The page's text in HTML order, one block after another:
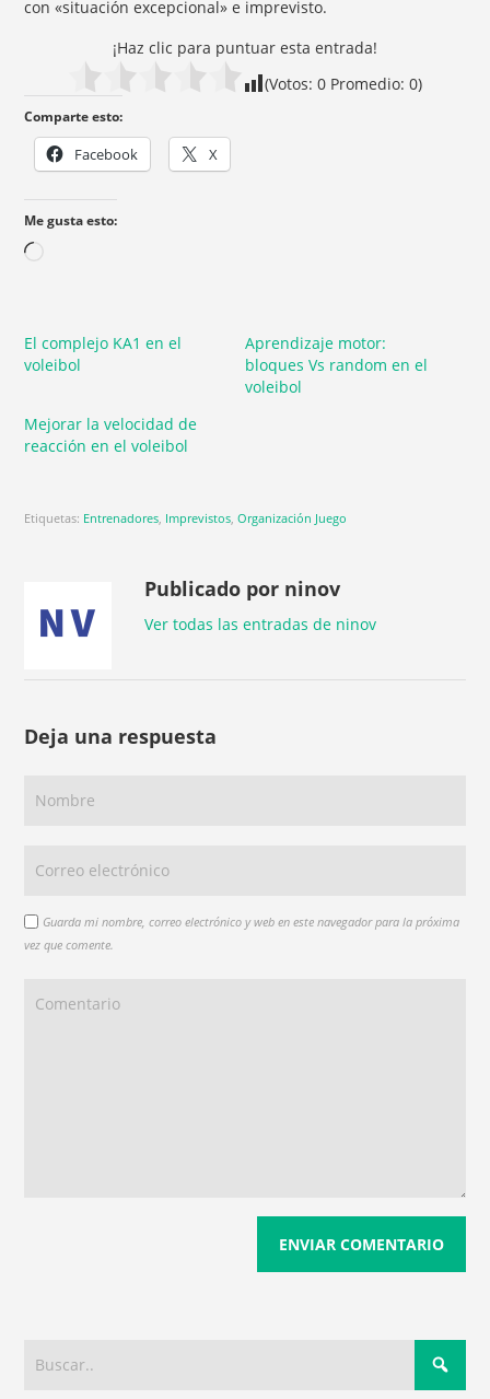
con «situación excepcional» e imprevisto.
¡Haz clic para puntuar esta entrada!
(Votos: 0 Promedio: 0)
Comparte esto:
Facebook X
Me gusta esto:
El complejo KA1 en el
voleibol
Aprendizaje motor:
bloques Vs random en el
voleibol
Mejorar la velocidad de
reacción en el voleibol
Etiquetas: Entrenadores Imprevistos ,Organización Juego
Publicado por ninov
Ver todas las entradas de ninov
Deja una respuesta
Guarda mi nombre, correo electrónico y web en este navegador para la próxima
vez que comente.